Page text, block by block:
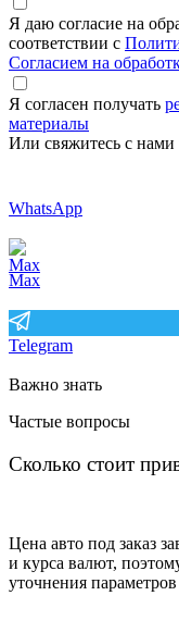
Я даю согласие на
соответствии с
Согласием на
Я согласен получать
материалы
Или свяжитесь с нами
WhatsApp
Max
Telegram
Важно знать
Частые вопросы
Сколько стоит
Цена авто под заказ
и курса валют,
уточнения параметров